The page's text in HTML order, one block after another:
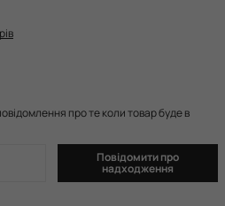
про те коли товар буде в
Повідомити про
надходження